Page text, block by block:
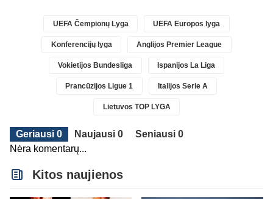
UEFA Čempionų Lyga UEFA Europos lyga
Konferencijų lyga Anglijos Premier League
Vokietijos Bundesliga Ispanijos La Liga
Prancūzijos Ligue 1 Italijos Serie A
Lietuvos TOP LYGA
Geriausi 0 Naujausi 0
Seniausi 0
Nėra komentarų...
Kitos naujienos